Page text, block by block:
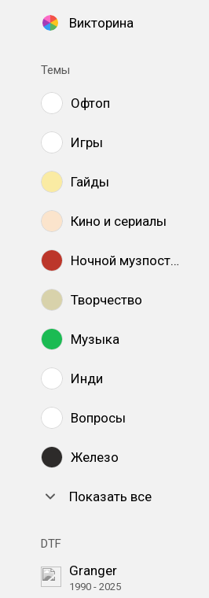
Викторина
Темы
Офтоп
Игры
Гайды
Кино и сериалы
Ночной музпостинг
Творчество
Музыка
Инди
Вопросы
Железо
Показать все
DTF
Granger
1990 - 2025